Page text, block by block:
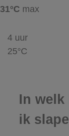
31°C max
4 uur
25°C
In welk
ik